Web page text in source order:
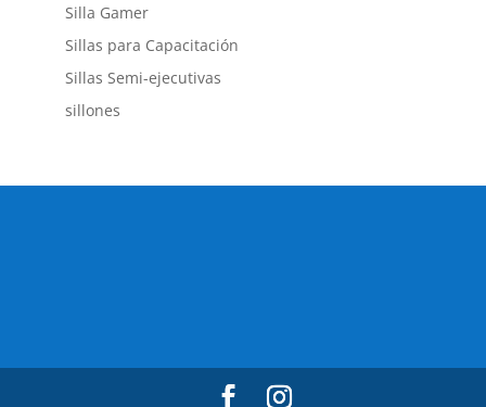
Silla Gamer
Sillas para Capacitación
Sillas Semi-ejecutivas
sillones